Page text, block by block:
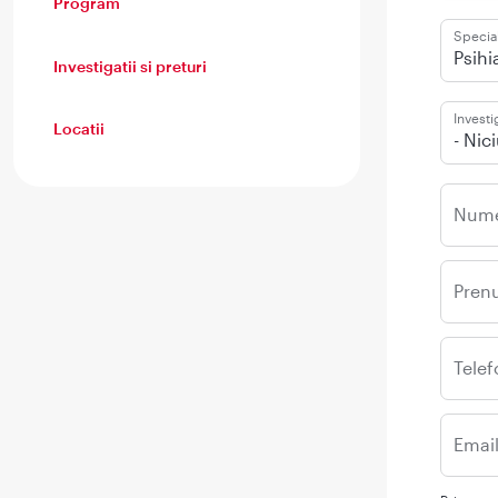
Investigatii si preturi
Locatii
-
Email